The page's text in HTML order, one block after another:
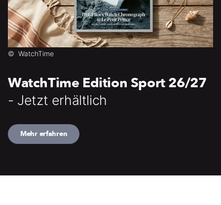
© WatchTime
WatchTime Edition Sport 26/27
- Jetzt erhältlich
Mehr erfahren